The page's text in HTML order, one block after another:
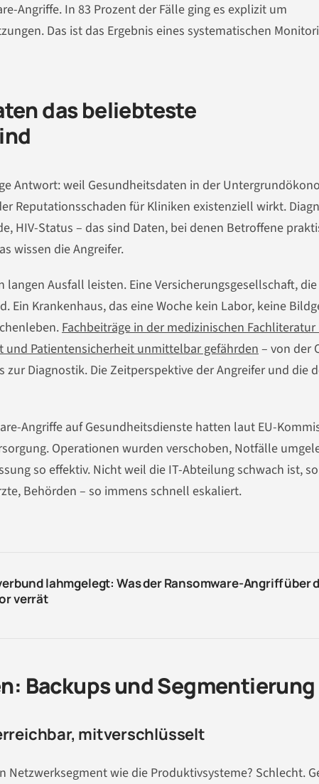
Angriffe. In 83 Prozent der Fälle ging es explizit um
Das ist das Ergebnis eines systematischen
das beliebteste
Antwort: weil Gesundheitsdaten in der
Reputationsschaden für Kliniken existenziell wirkt.
HIV-Status – das sind Daten, bei denen Betroffene
wissen die Angreifer.
Ausfall leisten. Eine Versicherungsgesellschaft,
Ein Krankenhaus, das eine Woche kein Labor, keine
Fachbeiträge in der medizinischen
und Patientensicherheit unmittelbar gefährden– von der
Diagnostik. Die Zeitperspektive der Angreifer und die
Angriffe auf Gesundheitsdienste hatten laut EU-
Operationen wurden verschoben, Notfälle
so effektiv. Nicht weil die IT-Abteilung schwach ist,
Behörden – so immens schnell eskaliert.
lahmgelegt: Was der Ransomware-Angriff über
verrät
Backups und Segmentierung
mitverschlüsselt
Netzwerksegment wie die Produktivsysteme? Schlecht.